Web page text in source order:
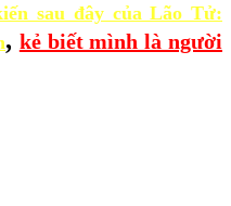
sau đây của Lão Tử:
, kẻ biết mình là người